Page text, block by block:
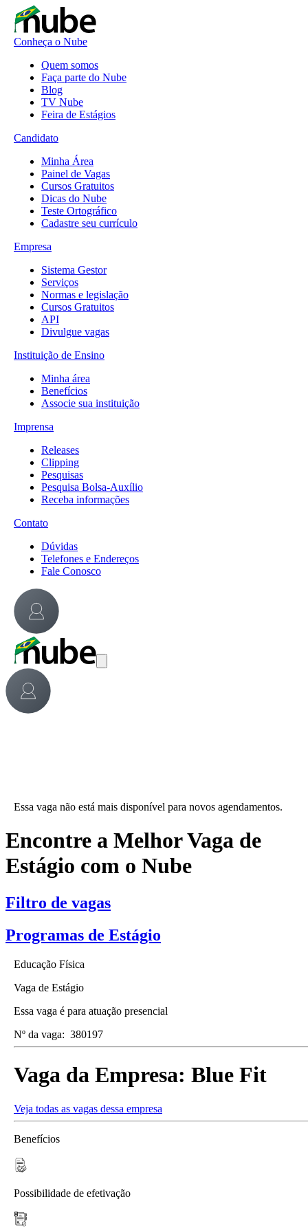
Conheça o Nube
Quem somos
Faça parte do Nube
Blog
TV Nube
Feira de Estágios
Candidato
Minha Área
Painel de Vagas
Cursos Gratuitos
Dicas do Nube
Teste Ortográfico
Cadastre seu currículo
Empresa
Sistema Gestor
Serviços
Normas e legislação
Cursos Gratuitos
API
Divulgue vagas
Instituição de Ensino
Minha área
Benefícios
Associe sua instituição
Imprensa
Releases
Clipping
Pesquisas
Pesquisa Bolsa-Auxílio
Receba informações
Contato
Dúvidas
Telefones e Endereços
Fale Conosco
Essa vaga não está mais disponível para novos agendamentos.
Encontre a Melhor Vaga de
Estágio com o Nube
Filtro de vagas
Programas de Estágio
Educação Física
Vaga de Estágio
Essa vaga é para atuação presencial
Nº da vaga: 380197
Vaga da Empresa: Blue Fit
Veja todas as vagas dessa empresa
Benefícios
Possibilidade de efetivação